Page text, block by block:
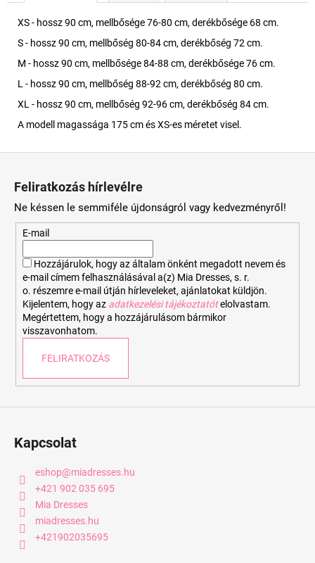
XS - hossz 90 cm, mellbősége 76-80 cm, derékbősége 68 cm.
S - hossz 90 cm, mellbőség 80-84 cm, derékbőség 72 cm.
M - hossz 90 cm, mellbősége 84-88 cm, derékbősége 76 cm.
L - hossz 90 cm, mellbőség 88-92 cm, derékbőség 80 cm.
XL - hossz 90 cm, mellbőség 92-96 cm, derékbőség 84 cm.
A modell magassága 175 cm és XS-es méretet visel.
Feliratkozás hírlevélre
Ne késsen le semmiféle újdonságról vagy kedvezményről!
E-mail
Hozzájárulok, hogy az általam önként megadott nevem és
e-mail címem felhasználásával a(z) Mia Dresses, s. r.
o. részemre e-mail útján hírleveleket, ajánlatokat küldjön.
Kijelentem, hogy az adatkezelési tájékoztatót elolvastam.
Megértettem, hogy a hozzájárulásom bármikor
visszavonhatom.
FELIRATKOZÁS
Kapcsolat
eshop@miadresses.hu
+421 902 035 695
Mia Dresses
miadresses.hu
+421902035695